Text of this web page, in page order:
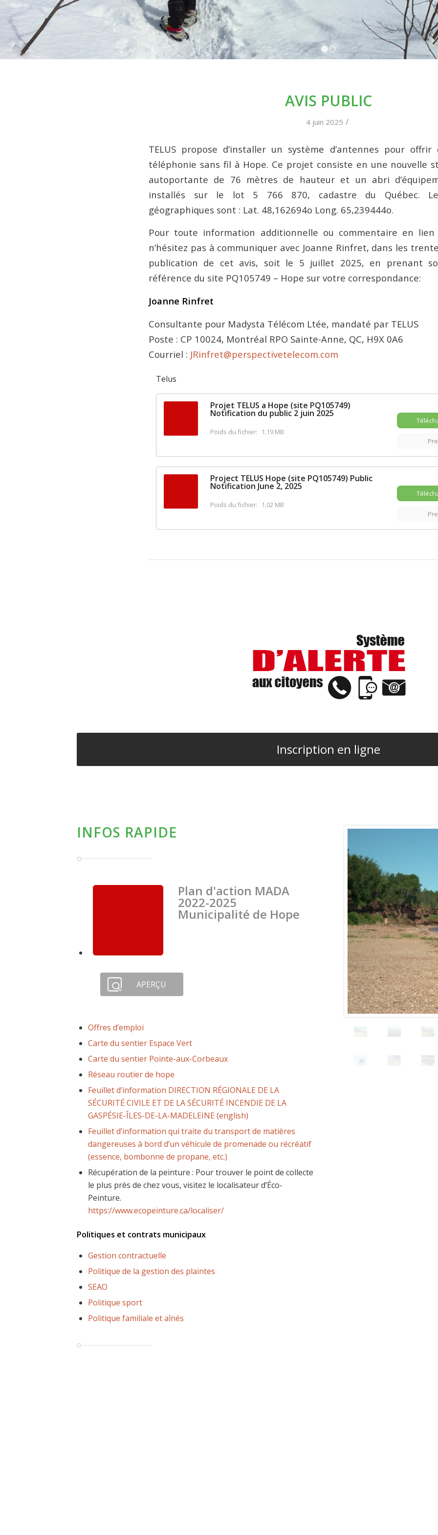
1
AVIS PUBLIC
4 juin 2025 /
TELUS propose d’installer un système d’antennes pour offrir
téléphonie sans fil à Hope. Ce projet consiste en une nouvelle
autoportante de 76 mètres de hauteur et un abri
installés sur le lot 5 766 870, cadastre du Québec.
géographiques sont : Lat. 48,162694o Long. 65,239444o.
Pour toute information additionnelle ou commentaire en
n’hésitez pas à communiquer avec Joanne Rinfret, dans les
publication de cet avis, soit le 5 juillet 2025, en prenant
référence du site PQ105749 – Hope sur votre correspondance:
Joanne Rinfret
Consultante pour Madysta Télécom Ltée, mandaté par TELUS
Poste : CP 10024, Montréal RPO Sainte-Anne, QC, H9X 0A6
Courriel : JRinfret@perspectivetelecom.com
Telus
Projet TELUS a Hope (site PQ105749)
Notification du public 2 juin 2025
Poids du fichier: 1.19 MB
Project TELUS Hope (site PQ105749) Public
Notification June 2, 2025
Poids du fichier: 1.02 MB
Inscription en ligne
INFOS RAPIDE
Plan d'action MADA
2022-2025
Municipalité de Hope
APERÇU
Offres d’emploi
Carte du sentier Espace Vert
Carte du sentier Pointe-aux-Corbeaux
Réseau routier de hope
Feuillet d’information DIRECTION RÉGIONALE DE LA
SÉCURITÉ CIVILE ET DE LA SÉCURITÉ INCENDIE DE LA
GASPÉSIE-ÎLES-DE-LA-MADELEINE (english)
Feuillet d’information qui traite du transport de matières
dangereuses à bord d’un véhicule de promenade ou récréatif
(essence, bombonne de propane, etc.)
Récupération de la peinture : Pour trouver le point de collecte
le plus près de chez vous, visitez le localisateur d’Éco-
Peinture.
https://www.ecopeinture.ca/localiser/
Politiques et contrats municipaux
Gestion contractuelle
Politique de la gestion des plaintes
SEAO
Politique sport
Politique familiale et aînés